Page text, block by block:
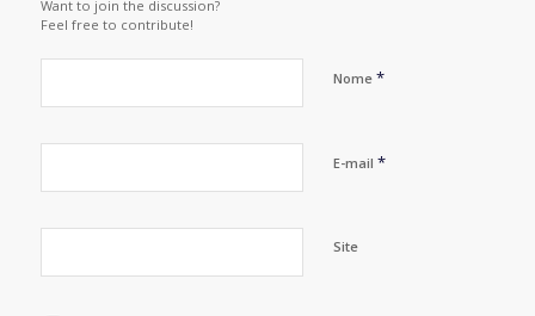
Want to join the discussion?
Feel free to contribute!
Nome *
E-mail *
Site